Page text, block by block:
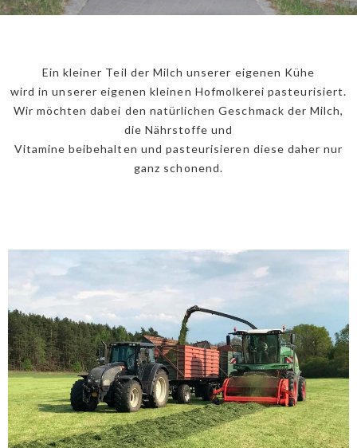
Ein kleiner Teil der Milch unserer eigenen Kühe
wird in unserer eigenen kleinen Hofmolkerei pasteurisiert.
Wir möchten dabei den natürlichen Geschmack der Milch,
die Nährstoffe und
Vitamine beibehalten und pasteurisieren diese daher nur
ganz schonend.